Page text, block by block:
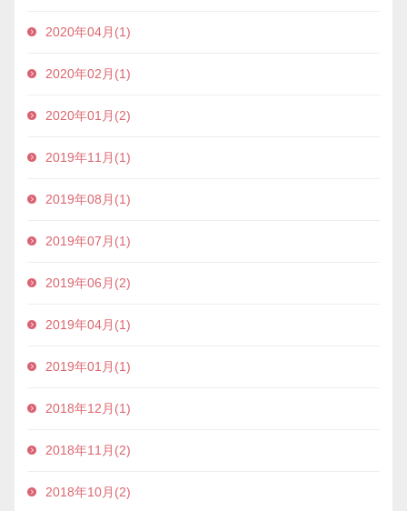
2020年04月(1)
2020年02月(1)
2020年01月(2)
2019年11月(1)
2019年08月(1)
2019年07月(1)
2019年06月(2)
2019年04月(1)
2019年01月(1)
2018年12月(1)
2018年11月(2)
2018年10月(2)